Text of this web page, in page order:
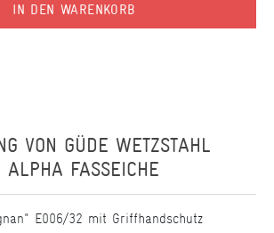
IN DEN WARENKORB
VON GÜDE WETZSTAHL
ALPHA FASSEICHE
E006/32 mit Griffhandschutz